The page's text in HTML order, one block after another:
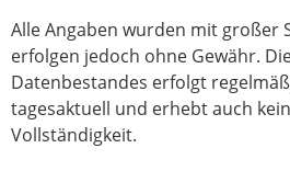
Alle Angaben wurden mit großer
erfolgen jedoch ohne Gewähr.
Datenbestandes erfolgt
tagesaktuell und erhebt auch
Vollständigkeit.